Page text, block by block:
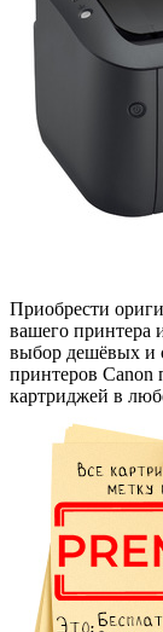
Приобрести
вашего
выбор дешёвых и
принтеров
картриджей в